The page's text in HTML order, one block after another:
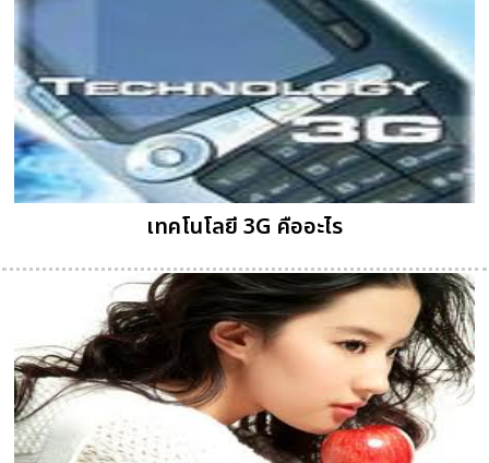
เทคโนโลยี 3G คืออะไร